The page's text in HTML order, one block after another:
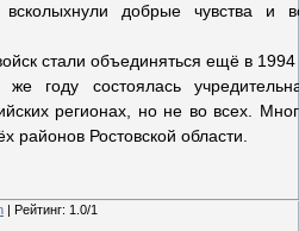
добрые чувства и
стали объединяться ещё в
году состоялась
регионах, но не во всех.
районов Ростовской области.
| Рейтинг: 1.0/1